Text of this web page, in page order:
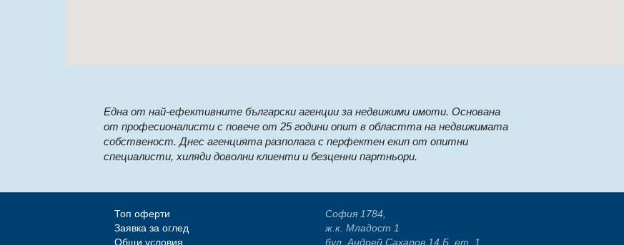
Eдна от най-ефективните български агенции за недвижими имоти. Основана
от професионалисти с повече от 25 години опит в областта на недвижимата
собственост. Днес агенцията разполага с перфектен екип от опитни
специалисти, хиляди доволни клиенти и безценни партньори.
Топ оферти
Заявка за оглед
Общи условия
София 1784,
ж.к. Младост 1
бул. Андрей Сахаров 14 Б, ет. 1